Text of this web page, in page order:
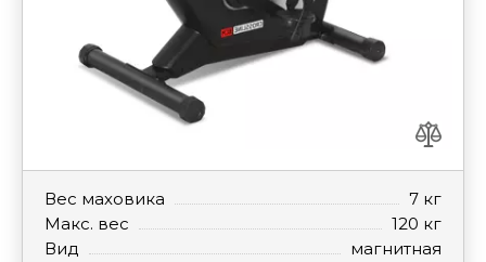
Вес маховика
7 кг
Макс. вес
120 кг
Вид
магнитная